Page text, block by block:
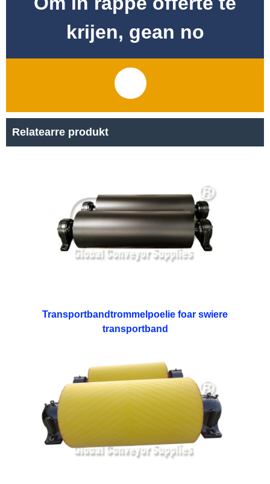
krijen, gean no
Relatearre produkt
Transportbandtrommelpoelie foar swiere
transportband